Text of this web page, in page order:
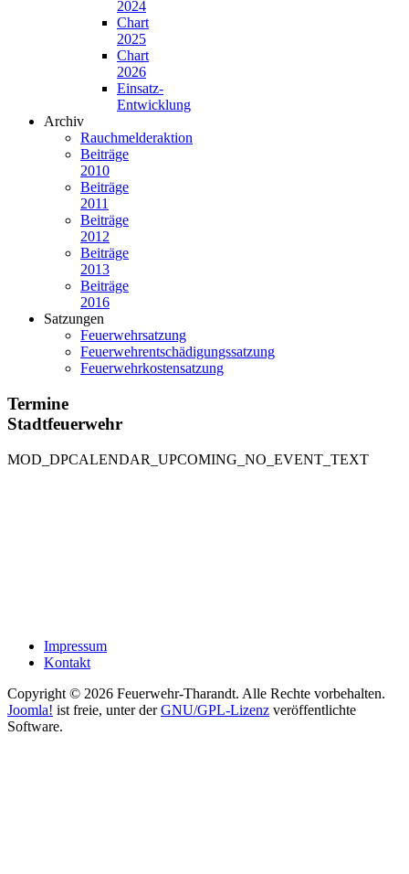
2024
Chart
2025
Chart
2026
Einsatz-
Entwicklung
Archiv
Rauchmelderaktion
Beiträge
2010
Beiträge
2011
Beiträge
2012
Beiträge
2013
Beiträge
2016
Satzungen
Feuerwehrsatzung
Feuerwehrentschädigungssatzung
Feuerwehrkostensatzung
Termine
Stadtfeuerwehr
MOD_DPCALENDAR_UPCOMING_NO_EVENT_TEXT
Impressum
Kontakt
Copyright © 2026 Feuerwehr-Tharandt. Alle Rechte vorbehalten.
Joomla! ist freie, unter derGNU/GPL-Lizenz veröffentlichte
Software.